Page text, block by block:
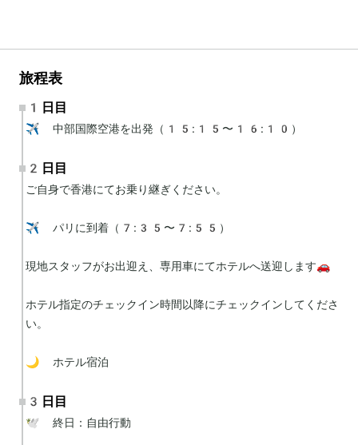
旅程表
1日目
✈️ 中部国際空港を出発（15:15〜16:10）
2日目
ご自身で香港にてお乗り継ぎください。
✈️ パリに到着（7:35〜7:55）
現地スタッフがお出迎え、専用車にてホテルへ送迎します🚗
ホテル指定のチェックイン時間以降にチェックインしてくださ
い。
🌙 ホテル宿泊
3日目
🕊 終日：自由行動